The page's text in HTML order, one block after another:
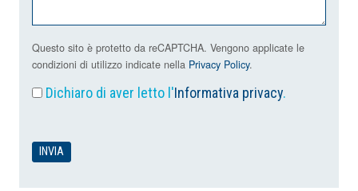
Questo sito è protetto da reCAPTCHA. Vengono applicate le
condizioni di utilizzo indicate nella Privacy Policy.
Dichiaro di aver letto l'Informativa privacy.